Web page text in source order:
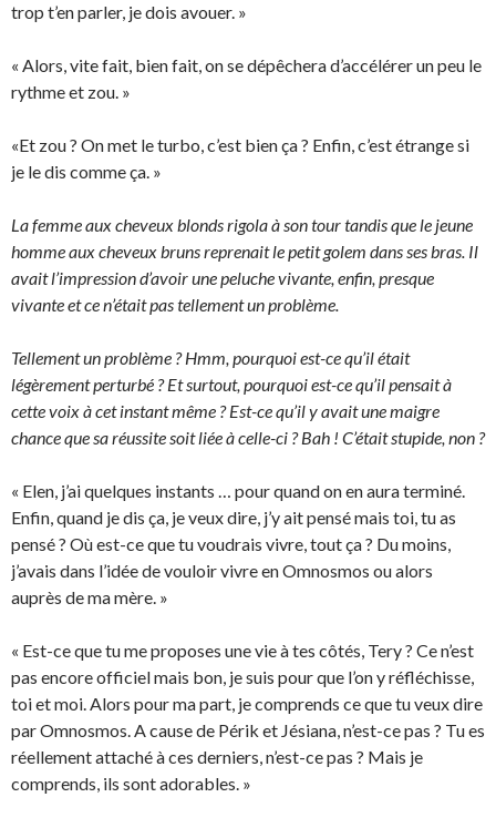
trop t’en parler, je dois avouer. »
« Alors, vite fait, bien fait, on se dépêchera d’accélérer un peu le
rythme et zou. »
«Et zou ? On met le turbo, c’est bien ça ? Enfin, c’est étrange si
je le dis comme ça. »
La femme aux cheveux blonds rigola à son tour tandis que le jeune
homme aux cheveux bruns reprenait le petit golem dans ses bras. Il
avait l’impression d’avoir une peluche vivante, enfin, presque
vivante et ce n’était pas tellement un problème.
Tellement un problème ? Hmm, pourquoi est-ce qu’il était
légèrement perturbé ? Et surtout, pourquoi est-ce qu’il pensait à
cette voix à cet instant même ? Est-ce qu’il y avait une maigre
chance que sa réussite soit liée à celle-ci ? Bah ! C’était stupide, non ?
« Elen, j’ai quelques instants … pour quand on en aura terminé.
Enfin, quand je dis ça, je veux dire, j’y ait pensé mais toi, tu as
pensé ? Où est-ce que tu voudrais vivre, tout ça ? Du moins,
j’avais dans l’idée de vouloir vivre en Omnosmos ou alors
auprès de ma mère. »
« Est-ce que tu me proposes une vie à tes côtés, Tery ? Ce n’est
pas encore officiel mais bon, je suis pour que l’on y réfléchisse,
toi et moi. Alors pour ma part, je comprends ce que tu veux dire
par Omnosmos. A cause de Périk et Jésiana, n’est-ce pas ? Tu es
réellement attaché à ces derniers, n’est-ce pas ? Mais je
comprends, ils sont adorables. »